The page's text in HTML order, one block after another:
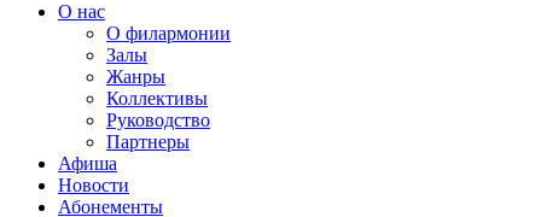
О нас
О филармонии
Залы
Жанры
Коллективы
Руководство
Партнеры
Афиша
Новости
Абонементы